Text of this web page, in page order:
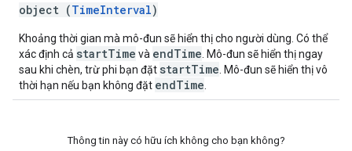
object (TimeInterval)
Khoảng thời gian mà mô-đun sẽ hiển thị cho người dùng. Có thể
xác định cả startTime và endTime . Mô-đun sẽ hiển thị ngay
sau khi chèn, trừ phi bạn đặt startTime . Mô-đun sẽ hiển thị vô
thời hạn nếu bạn không đặt endTime
Thông tin này có hữu ích không cho bạn không?